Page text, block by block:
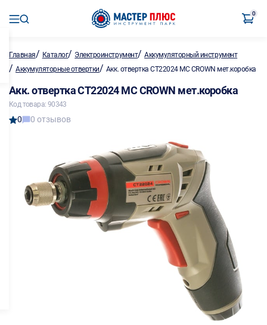
0
Главная/ Каталог/ Электроинструмент/Аккумуляторный инструмент
/ Аккумуляторные отвертки/ Акк. отвертка CT22024 MC CROWN мет.коробка
Акк. отвертка CT22024 MC CROWN мет.коробка
Код товара: 90343
0 0 отзывов